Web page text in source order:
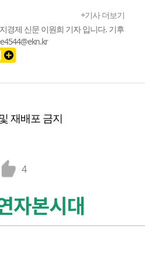
+기사 더보기
경제 신문 이원희 기자 입니다. 기후
재배포 금지
4